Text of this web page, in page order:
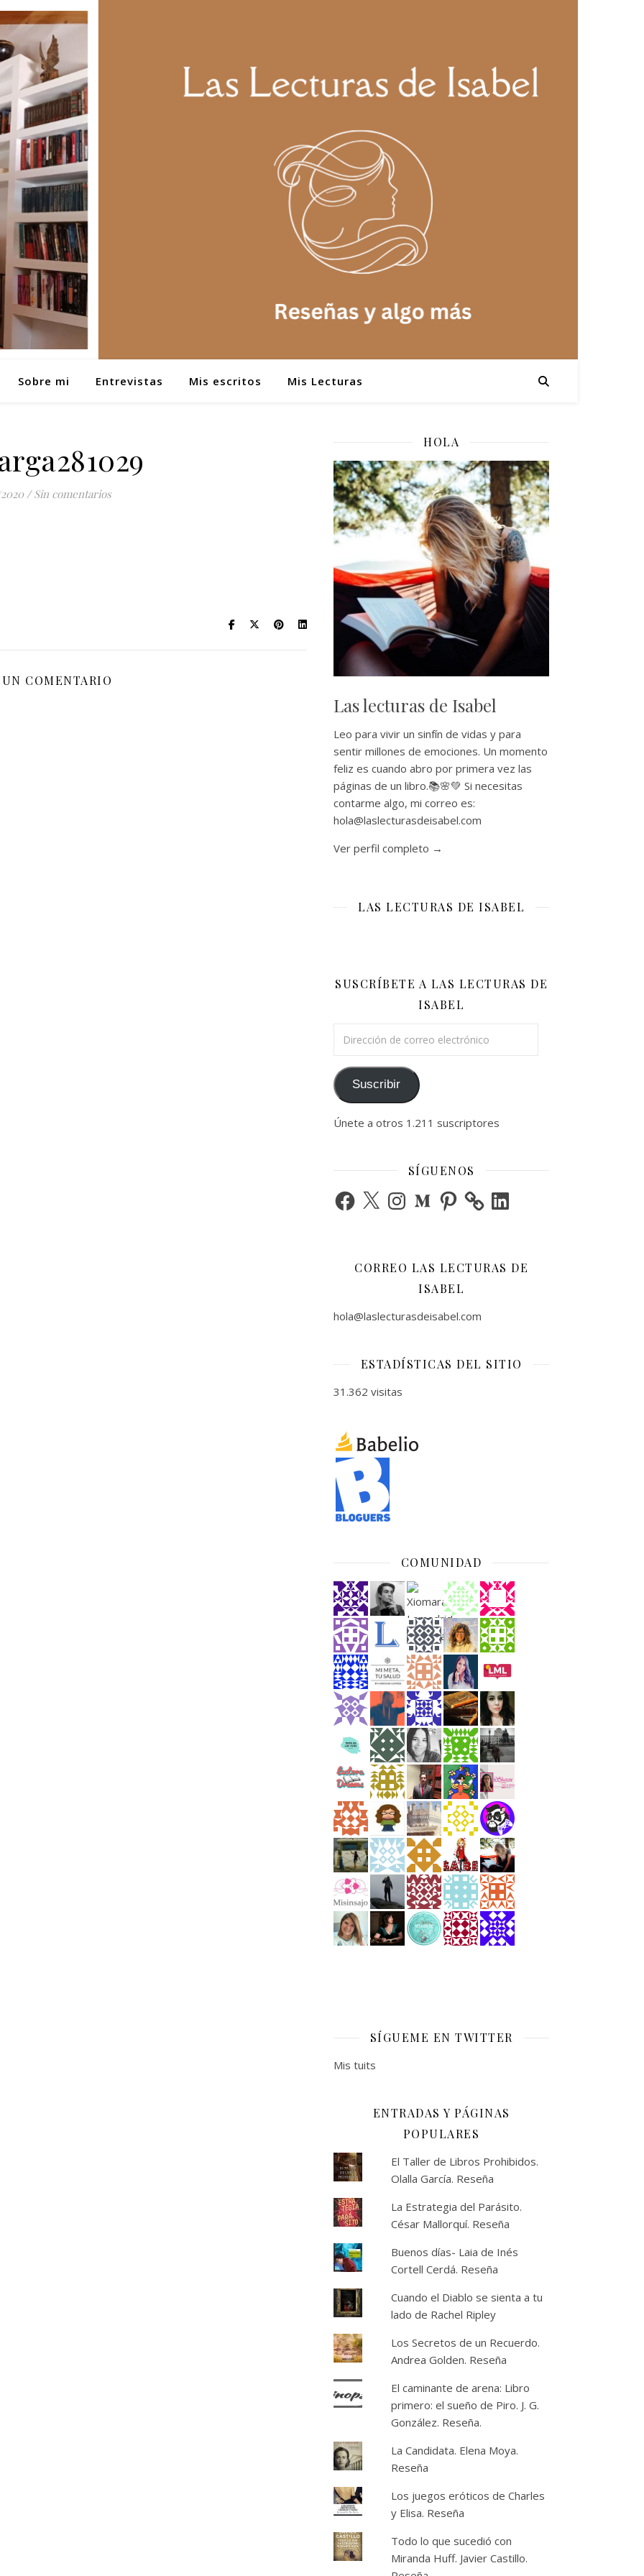
Sobre mi Entrevistas Mis escritos Mis Lecturas
/ Sin comentarios
UN COMENTARIO
HOLA
Las lecturas de Isabel
Leo para vivir un sinfín de vidas y para
sentir millones de emociones. Un momento
feliz es cuando abro por primera vez las
páginas de un libro.📚🌸💚 Si necesitas
contarme algo, mi correo es:
hola@laslecturasdeisabel.com
Ver perfil completo →
LAS LECTURAS DE ISABEL
SUSCRÍBETE A LAS LECTURAS DE
ISABEL
Suscribir
Únete a otros 1.211 suscriptores
SÍGUENOS
Facebook
X InstagramMediumPinterest LinkedIn
CORREO LAS LECTURAS DE
ISABEL
hola@laslecturasdeisabel.com
ESTADÍSTICAS DEL SITIO
31.362 visitas
COMUNIDAD
SÍGUEME EN TWITTER
Mis tuits
ENTRADAS Y PÁGINAS
POPULARES
El Taller de Libros Prohibidos.
Olalla García. Reseña
La Estrategia del Parásito.
César Mallorquí. Reseña
Buenos días- Laia de Inés
Cortell Cerdá. Reseña
Cuando el Diablo se sienta a tu
lado de Rachel Ripley
Los Secretos de un Recuerdo.
Andrea Golden. Reseña
El caminante de arena: Libro
primero: el sueño de Piro. J. G.
González. Reseña.
La Candidata. Elena Moya.
Reseña
Los juegos eróticos de Charles
y Elisa. Reseña
Todo lo que sucedió con
Miranda Huff. Javier Castillo.